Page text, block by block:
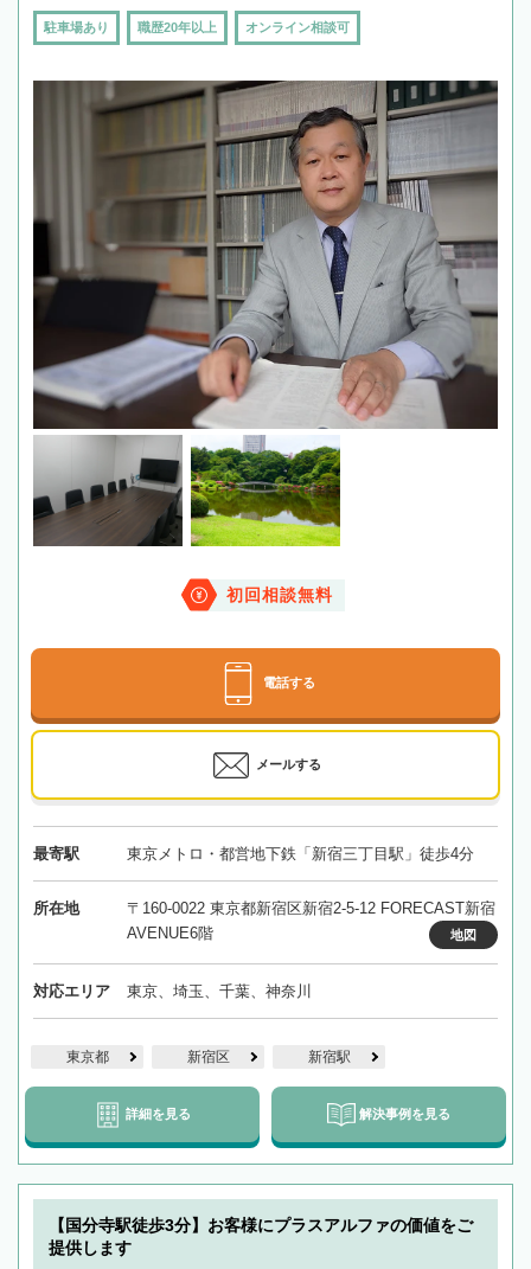
駐車場あり 職歴20年以上 オンライン相談可
初回相談無料
電話する
メールする
最寄駅 東京メトロ・都営地下鉄「新宿三丁目駅」徒歩4分
所在地
〒160-0022 東京都新宿区新宿2-5-12 FORECAST新宿
AVENUE6階
地図
対応エリア 東京、埼玉、千葉、神奈川
東京都 新宿区 新宿駅
詳細を見る 解決事例を見る
【国分寺駅徒歩3分】お客様にプラスアルファの価値をご
提供します